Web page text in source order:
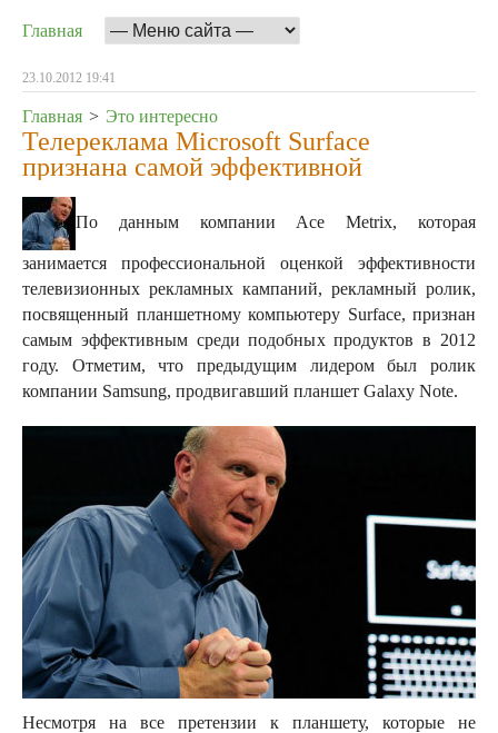
Главная
23.10.2012 19:41
Главная > Это интересно
Телереклама Microsoft Surface
признана самой эффективной
По данным компании Ace Metrix, которая
занимается профессиональной оценкой эффективности
телевизионных рекламных кампаний, рекламный ролик,
посвященный планшетному компьютеру Surface, признан
самым эффективным среди подобных продуктов в 2012
году. Отметим, что предыдущим лидером был ролик
компании Samsung, продвигавший планшет Galaxy Note.
Несмотря на все претензии к планшету, которые не